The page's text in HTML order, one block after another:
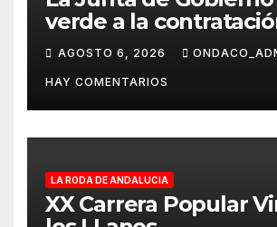
verde a la
obras de ampliación
Museo de Alcalá
AGOSTO 6, 2026
HAY COMENTARIOS
LA RODA DE ANDALUCIA
XX Carrera Popular